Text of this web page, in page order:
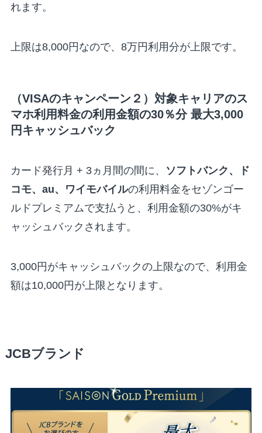
れます。
上限は8,000円なので、8万円利用分が上限です。
（VISAのキャンペーン２）対象キャリアのス
マホ利用料金の利用金額の30％分 最大3,000
円キャッシュバック
カード発行月 + 3ヵ月間の間に、
ソフトバンク、ド
コモ、au、ワイモバイルの利用料金をセゾンゴー
ルドプレミアムで支払うと、利用金額の30%がキ
ャッシュバックされます。
3,000円がキャッシュバックの上限なので、利用金
額は10,000円が上限となります。
JCBブランド